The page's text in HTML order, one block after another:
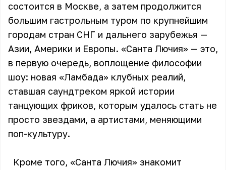
состоится в Москве, а затем продолжится
большим гастрольным туром по крупнейшим
городам стран СНГ и дальнего зарубежья —
Азии, Америки и Европы. «Санта Лючия» — это,
в первую очередь, воплощение философии
шоу: новая «Ламбада» клубных реалий,
ставшая саундтреком яркой истории
танцующих фриков, которым удалось стать не
просто звездами, а артистами, меняющими
поп-культуру.
Кроме того, «Санта Лючия» знакомит